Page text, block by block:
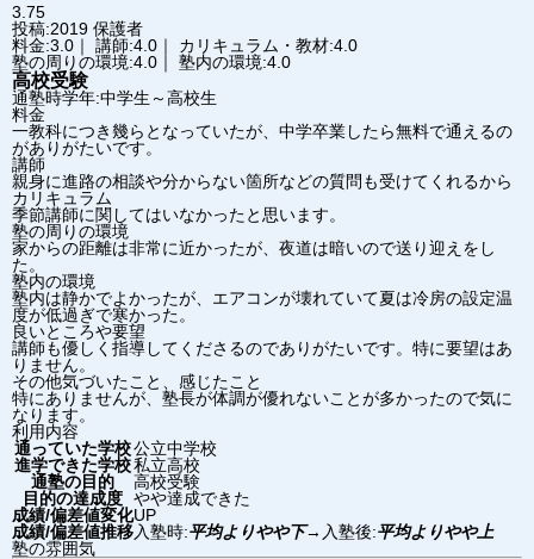
3.75
投稿:2019 保護者
料金:3.0｜ 講師:4.0｜ カリキュラム・教材:4.0
塾の周りの環境:4.0｜ 塾内の環境:4.0
高校受験
通塾時学年:中学生～高校生
料金
一教科につき幾らとなっていたが、中学卒業したら無料で通えるの
がありがたいです。
講師
親身に進路の相談や分からない箇所などの質問も受けてくれるから
カリキュラム
季節講師に関してはいなかったと思います。
塾の周りの環境
家からの距離は非常に近かったが、夜道は暗いので送り迎えをし
た。
塾内の環境
塾内は静かでよかったが、エアコンが壊れていて夏は冷房の設定温
度が低過ぎで寒かった。
良いところや要望
講師も優しく指導してくださるのでありがたいです。特に要望はあ
りません。
その他気づいたこと、感じたこと
特にありませんが、塾長が体調が優れないことが多かったので気に
なります。
利用内容
通っていた学校公立中学校
進学できた学校私立高校
通塾の目的
高校受験
目的の達成度 やや達成できた
成績/偏差値変化UP
成績/偏差値推移入塾時:平均よりやや下→ 入塾後:平均よりやや上
塾の雰囲気